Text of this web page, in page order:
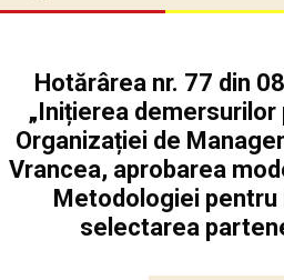
Hotărârea nr. 77 din
„Inițierea
Organizației de
Vrancea, aprobarea
Metodologiei
selectarea